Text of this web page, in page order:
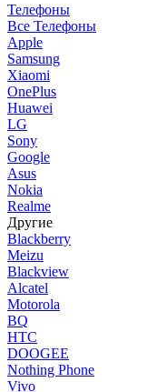
Телефоны
Все Телефоны
Apple
Samsung
Xiaomi
OnePlus
Huawei
LG
Sony
Google
Asus
Nokia
Realme
Другие
Blackberry
Meizu
Blackview
Alcatel
Motorola
BQ
HTC
DOOGEE
Nothing Phone
Vivo